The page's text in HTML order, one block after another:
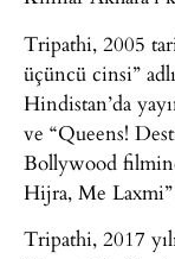
Tripathi, 2005
üçüncü cinsi”
Hindistan’da
ve “Queens!
Bollywood
Hijra, Me Laxmi”
Tripathi, 2017